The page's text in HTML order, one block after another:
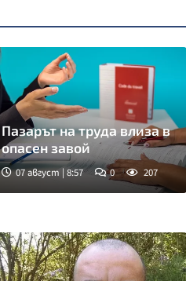
Пазарът на труда влиза в
опасен завой
07 август | 8:57 0 207